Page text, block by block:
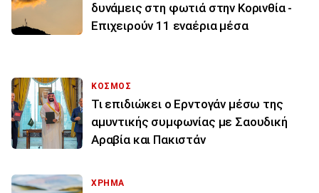
δυνάμεις στη φωτιά στην Κορινθία -
Επιχειρούν 11 εναέρια μέσα
ΚΟΣΜΟΣ
Τι επιδιώκει ο Ερντογάν μέσω της
αμυντικής συμφωνίας με Σαουδική
Αραβία και Πακιστάν
ΧΡΗΜΑ